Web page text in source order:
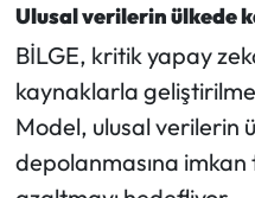
Ulusal verilerin ülkede
BİLGE, kritik yapay
kaynaklarla
Model, ulusal verilerin
depolanmasına imkan